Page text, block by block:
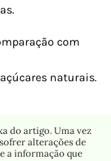
com
naturais.
do artigo. Uma vez
alterações de
a informação que